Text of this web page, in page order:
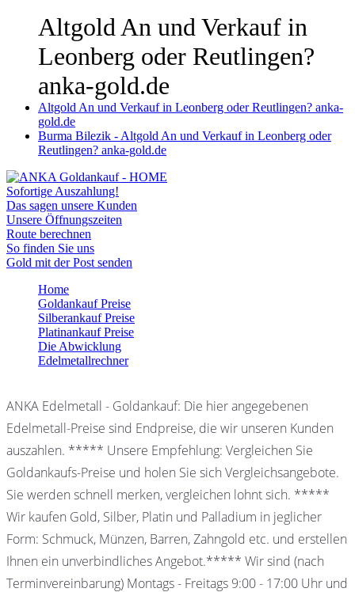
Altgold An und Verkauf in
Leonberg oder Reutlingen?
anka-gold.de
Altgold An und Verkauf in Leonberg oder Reutlingen? anka-
gold.de
Burma Bilezik - Altgold An und Verkauf in Leonberg oder
Reutlingen? anka-gold.de
Sofortige Auszahlung!
Das sagen unsere Kunden
Unsere Öffnungszeiten
Route berechnen
So finden Sie uns
Gold mit der Post senden
Home
Goldankauf Preise
Silberankauf Preise
Platinankauf Preise
Die Abwicklung
Edelmetallrechner
ANKA Edelmetall - Goldankauf: Die hier angegebenen
Edelmetall-Preise sind Endpreise, die wir unseren Kunden
auszahlen. ***** Unsere Empfehlung: Vergleichen Sie
Goldankaufs-Preise und holen Sie sich Vergleichsangebote.
Sie werden schnell merken, vergleichen lohnt sich. *****
Wir kaufen Gold, Silber, Platin und Palladium in jeglicher
Form: Schmuck, Münzen, Barren, Zahngold etc. und erstellen
Ihnen ein unverbindliches Angebot.***** Wir sind (nach
Terminvereinbarung) Montags - Freitags 9:00 - 17:00 Uhr und